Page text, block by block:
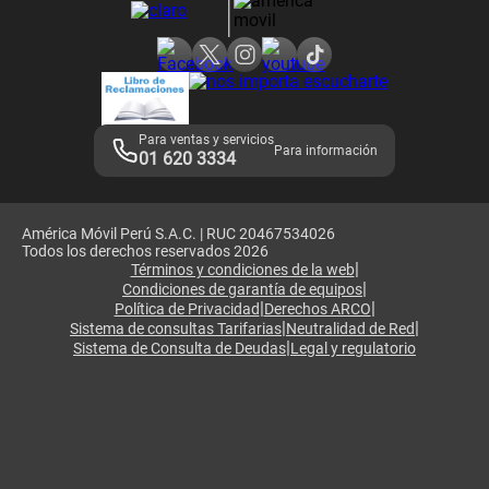
Adquirientes iPhone 6, 6S y SE
Mensaje de Seguridad
Términos y Condiciones de Tienda Claro
Libro de Reclamaciones
Legales de marketplace
Para ventas y servicios
01 620 3334 Para información
América Móvil Perú S.A.C. | RUC 20467534026
Todos los derechos reservados 2026
Términos y condiciones de la web|
Condiciones de garantía de equipos|
Política de Privacidad|Derechos ARCO|
Sistema de consultas Tarifarias|Neutralidad de Red|
Sistema de Consulta de Deudas|Legal y regulatorio